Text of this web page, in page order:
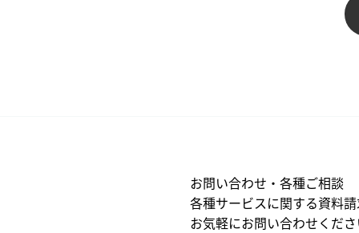
お問い合わせ・各種ご相談
各種サービスに関する資料
お気軽にお問い合わせくだ